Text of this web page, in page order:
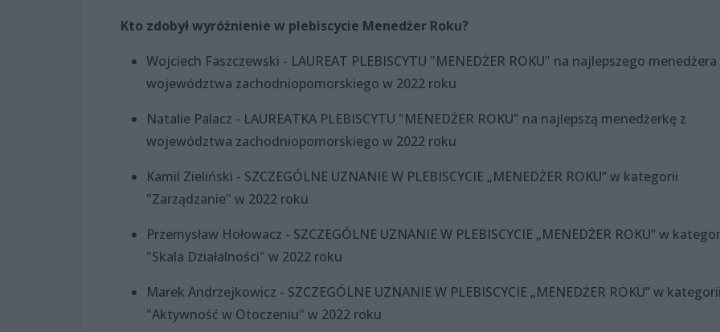
Kto zdobył wyróżnienie w plebiscycie Menedżer Roku?
Wojciech Faszczewski - LAUREAT PLEBISCYTU "MENEDŻER ROKU" na najlepszego menedżera
województwa zachodniopomorskiego w 2022 roku
Natalie Palacz - LAUREATKA PLEBISCYTU "MENEDŻER ROKU" na najlepszą menedżerkę z
województwa zachodniopomorskiego w 2022 roku
Kamil Zieliński - SZCZEGÓLNE UZNANIE W PLEBISCYCIE „MENEDŻER ROKU” w kategorii
"Zarządzanie" w 2022 roku
Przemysław Hołowacz - SZCZEGÓLNE UZNANIE W PLEBISCYCIE „MENEDŻER ROKU” w
"Skala Działalności" w 2022 roku
Marek Andrzejkowicz - SZCZEGÓLNE UZNANIE W PLEBISCYCIE „MENEDŻER ROKU” w kategorii
"Aktywność w Otoczeniu" w 2022 roku